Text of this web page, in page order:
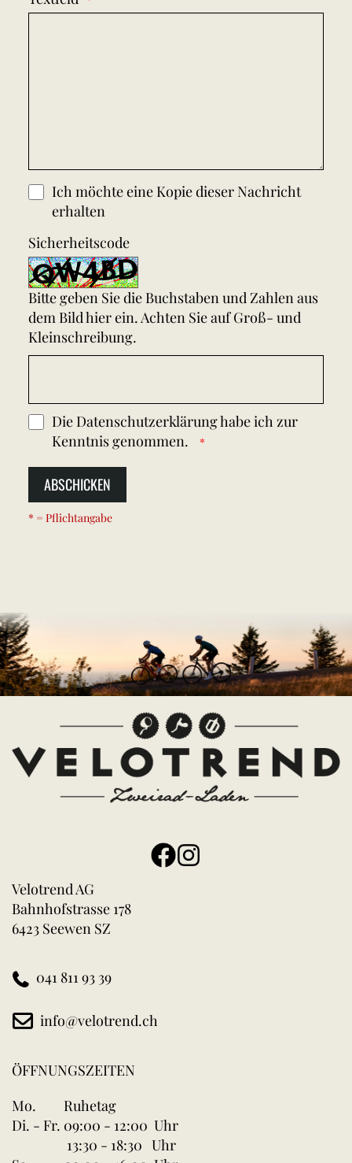
Ich möchte eine Kopie dieser Nachricht
erhalten
Sicherheitscode
Bitte geben Sie die Buchstaben und Zahlen aus
dem Bild hier ein. Achten Sie auf Groß- und
Kleinschreibung.
Die Datenschutzerklärunghabe ich zur
Kenntnis genommen.
ABSCHICKEN
* = Pflichtangabe
Velotrend AG
Bahnhofstrasse 178
6423 Seewen SZ
041 811 93 39
info@velotrend.ch
ÖFFNUNGSZEITEN
Mo.
Ruhetag
Di. - Fr. 09:00 - 12:00 Uhr
13:30 - 18:30 Uhr